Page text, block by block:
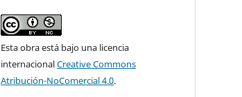
Esta obra está bajo una licencia
internacionalCreative Commons
Atribución-NoComercial 4.0.